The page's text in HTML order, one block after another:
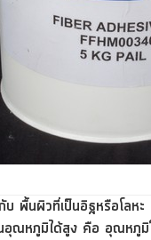
บ พื้นผิวที่เป็นอิฐหรือโลห
อุณหภูมิได้สูง คือ อุณหภูมิ